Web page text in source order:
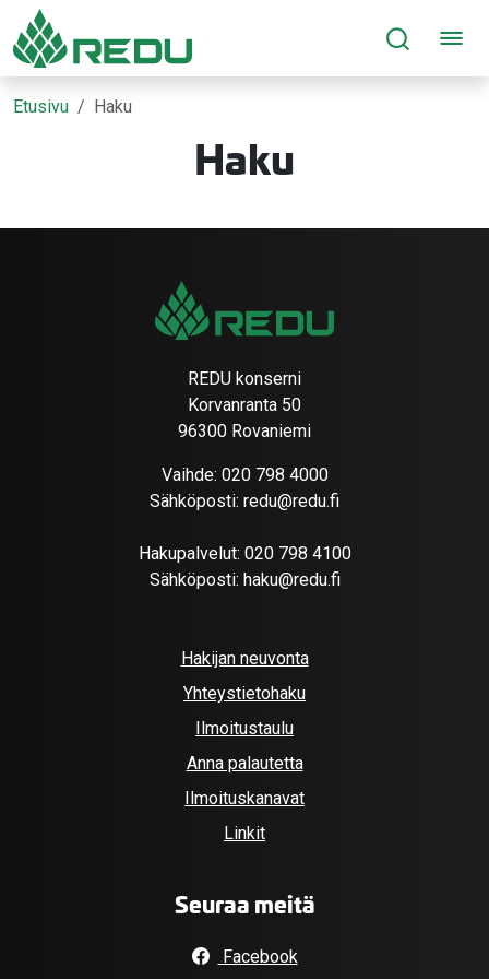
Siirry sivusisältöön
Etusivu Haku
Haku
REDU konserni
Korvanranta 50
96300 Rovaniemi
Vaihde: 020 798 4000
Sähköposti: redu@redu.fi
Hakupalvelut: 020 798 4100
Sähköposti: haku@redu.fi
Hakijan neuvonta
Yhteystietohaku
Ilmoitustaulu
Anna palautetta
Ilmoituskanavat
Linkit
Seuraa meitä
Facebook